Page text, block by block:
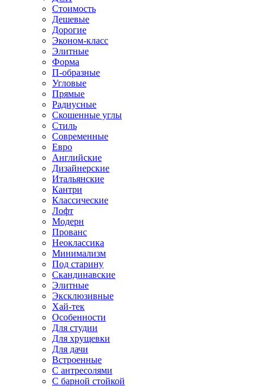
Стоимость
Дешевые
Дорогие
Эконом-класс
Элитные
Форма
П-образные
Угловые
Прямые
Радиусные
Скошенные углы
Стиль
Современные
Евро
Английские
Дизайнерские
Итальянские
Кантри
Классические
Лофт
Модерн
Прованс
Неоклассика
Минимализм
Под старину
Скандинавские
Элитные
Эксклюзивные
Хай-тек
Особенности
Для студии
Для хрущевки
Для дачи
Встроенные
С антресолями
С барной стойкой